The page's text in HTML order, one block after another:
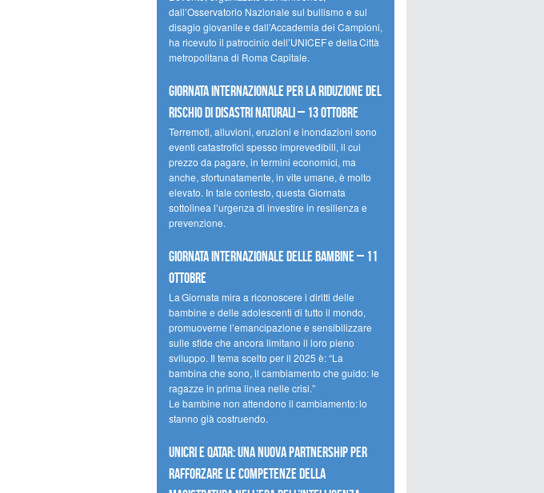
dall’Osservatorio Nazionale sul bullismo e sul
disagio giovanile e dall’Accademia dei Campioni,
ha ricevuto il patrocinio dell’UNICEF e della Città
metropolitana di Roma Capitale.
Giornata internazionale per la riduzione del
rischio di disastri naturali – 13 ottobre
Terremoti, alluvioni, eruzioni e inondazioni sono
eventi catastrofici spesso imprevedibili, il cui
prezzo da pagare, in termini economici, ma
anche, sfortunatamente, in vite umane, è molto
elevato. In tale contesto, questa Giornata
sottolinea l’urgenza di investire in resilienza e
prevenzione.
Giornata internazionale delle bambine – 11
ottobre
La Giornata mira a riconoscere i diritti delle
bambine e delle adolescenti di tutto il mondo,
promuoverne l’emancipazione e sensibilizzare
sulle sfide che ancora limitano il loro pieno
sviluppo. Il tema scelto per il 2025 è: “La
bambina che sono, il cambiamento che guido: le
ragazze in prima linea nelle crisi.”
Le bambine non attendono il cambiamento: lo
stanno già costruendo.
UNICRI e Qatar: una nuova partnership per
rafforzare le competenze della